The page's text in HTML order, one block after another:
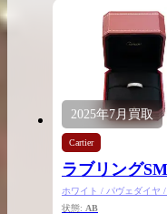
2025年7月買取
Cartier
ラブリングSM
ホワイト / パヴェダイヤ /
状態: AB